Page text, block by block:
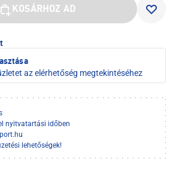
KOSÁRHOZ AD
az elérhetőség megtekintéséhez
nyitvatartási időben
lehetőségek!